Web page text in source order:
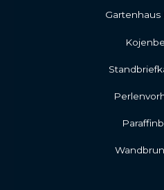
Gartenhaus